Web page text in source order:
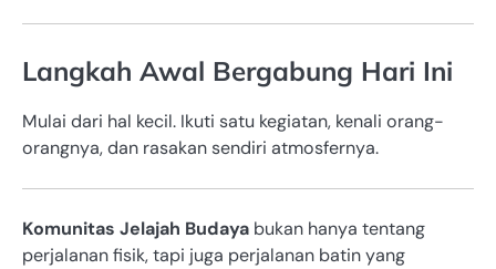
Langkah Awal Bergabung Hari Ini
Mulai dari hal kecil. Ikuti satu kegiatan, kenali orang-
orangnya, dan rasakan sendiri atmosfernya.
Komunitas Jelajah Budaya bukan hanya tentang
perjalanan fisik, tapi juga perjalanan batin yang